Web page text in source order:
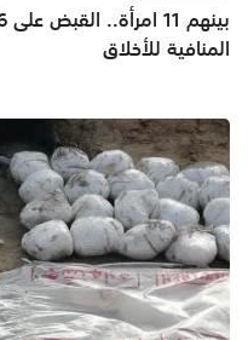
المنافية للأخلاق